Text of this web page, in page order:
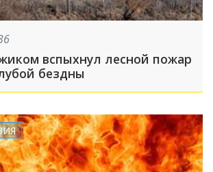
вспыхнул лесной пожар
бездны